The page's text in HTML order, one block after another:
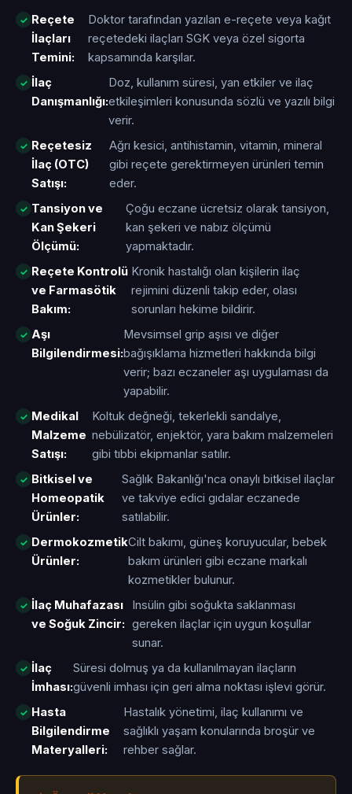
Reçete
İlaçları
Temini:
Doktor tarafından yazılan e-reçete veya kağıt
reçetedeki ilaçları SGK veya özel sigorta
kapsamında karşılar.
İlaç
Danışmanlığı:
Doz, kullanım süresi, yan etkiler ve ilaç
etkileşimleri konusunda sözlü ve yazılı bilgi
verir.
Reçetesiz
İlaç (OTC)
Satışı:
Ağrı kesici, antihistamin, vitamin, mineral
gibi reçete gerektirmeyen ürünleri temin
eder.
Tansiyon ve
Kan Şekeri
Ölçümü:
Çoğu eczane ücretsiz olarak tansiyon,
kan şekeri ve nabız ölçümü
yapmaktadır.
Reçete Kontrolü
ve Farmasötik
Bakım:
Kronik hastalığı olan kişilerin ilaç
rejimini düzenli takip eder, olası
sorunları hekime bildirir.
Aşı
Bilgilendirmesi:
Mevsimsel grip aşısı ve diğer
bağışıklama hizmetleri hakkında bilgi
verir; bazı eczaneler aşı uygulaması da
yapabilir.
Medikal
Malzeme
Satışı:
Koltuk değneği, tekerlekli sandalye,
nebülizatör, enjektör, yara bakım malzemeleri
gibi tıbbi ekipmanlar satılır.
Bitkisel ve
Homeopatik
Ürünler:
Sağlık Bakanlığı'nca onaylı bitkisel ilaçlar
ve takviye edici gıdalar eczanede
satılabilir.
Dermokozmetik
Ürünler:
Cilt bakımı, güneş koruyucular, bebek
bakım ürünleri gibi eczane markalı
kozmetikler bulunur.
İlaç Muhafazası
ve Soğuk Zincir:
Insülin gibi soğukta saklanması
gereken ilaçlar için uygun koşullar
sunar.
İlaç
İmhası:
Süresi dolmuş ya da kullanılmayan ilaçların
güvenli imhası için geri alma noktası işlevi görür.
Hasta
Bilgilendirme
Materyalleri:
Hastalık yönetimi, ilaç kullanımı ve
sağlıklı yaşam konularında broşür ve
rehber sağlar.